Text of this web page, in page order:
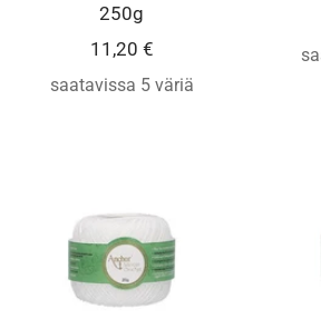
250g
Alennushinta
11,20 €
saatavissa 5 väriä